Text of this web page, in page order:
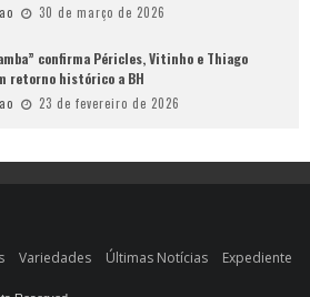
30 de março de 2026
confirma Péricles, Vitinho e Thiago
retorno histórico a BH
23 de fevereiro de 2026
Variedades Últimas Notícias Expediente